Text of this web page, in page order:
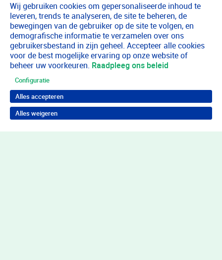
Wij gebruiken cookies om gepersonaliseerde inhoud te
leveren, trends te analyseren, de site te beheren, de
bewegingen van de gebruiker op de site te volgen, en
demografische informatie te verzamelen over ons
gebruikersbestand in zijn geheel. Accepteer alle cookies
voor de best mogelijke ervaring op onze website of
beheer uw voorkeuren. Raadpleeg ons beleid
Configuratie
Alles accepteren
Alles weigeren